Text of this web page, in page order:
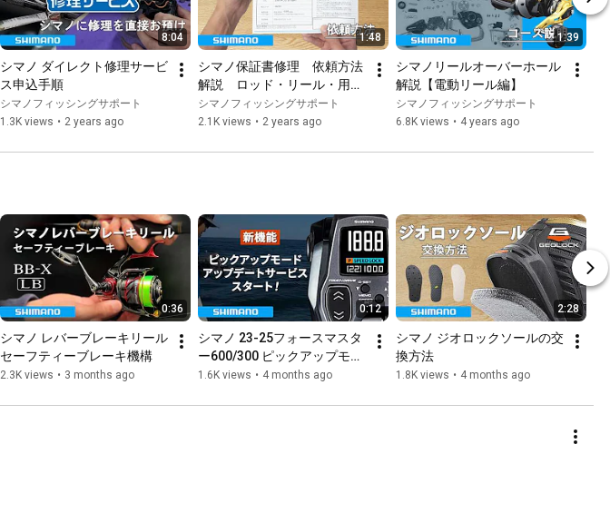
8:04
シマノ ダイレクト修理サービ
ス申込手順
シマノフィッシングサポート
1.3K views • 2 years ago
1:48
シマノ保証書修理　依頼方法
解説　ロッド・リール・用品
の修理
シマノフィッシングサポート
2.1K views • 2 years ago
1:39
シマノリールオーバーホール
解説【電動リール編】
シマノフィッシングサポート
6.8K views • 4 years ago
0:36
シマノ レバーブレーキリール
セーフティーブレーキ機構
2.3K views • 3 months ago
0:12
シマノ 23-25フォースマスタ
ー600/300 ピックアップモー
ド アップデートサービス
1.6K views • 4 months ago
2:28
シマノ ジオロックソールの交
換方法
1.8K views • 4 months ago